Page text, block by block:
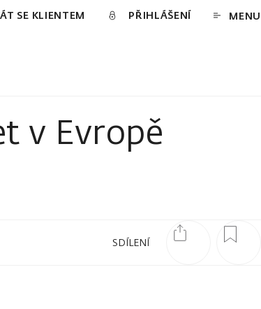
SE KLIENTEM PŘIHLÁŠENÍ MENU
v Evropě
SDÍLENÍ